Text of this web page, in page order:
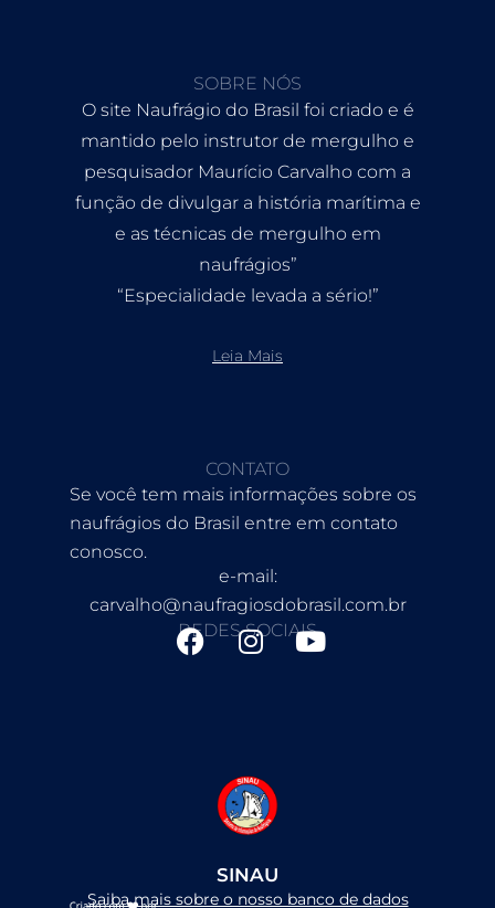
SOBRE NÓS
O site Naufrágio do Brasil foi criado e é
mantido pelo instrutor de mergulho e
pesquisador Maurício Carvalho com a
função de divulgar a história marítima e
e as técnicas de mergulho em
naufrágios”
“Especialidade levada a sério!”
Leia Mais
CONTATO
Se você tem mais informações sobre os
naufrágios do Brasil entre em contato
conosco.
e-mail:
carvalho@naufragiosdobrasil.com.br
REDES SOCIAIS
F
I
g
r
m
Y
SINAU
Saiba mais sobre o nosso banco de dados